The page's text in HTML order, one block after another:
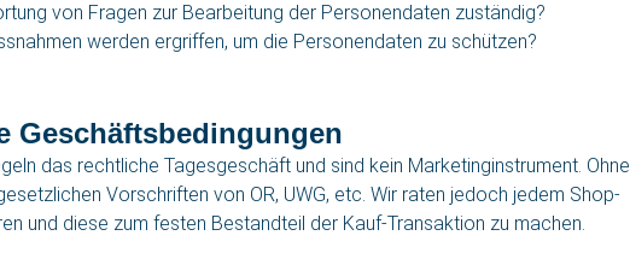
von Fragen zur Bearbeitung der Personendaten zuständig?
werden ergriffen, um die Personendaten zu schützen?
Geschäftsbedingungen
das rechtliche Tagesgeschäft und sind kein Marketinginstrument. Ohne
Vorschriften von OR, UWG, etc. Wir raten jedoch jedem Shop-
und diese zum festen Bestandteil der Kauf-Transaktion zu machen.